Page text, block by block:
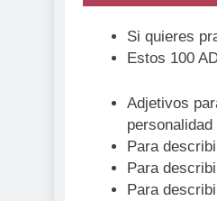
Si quieres
Estos 100
Adjetivos
personalidad
Para
Para
Para